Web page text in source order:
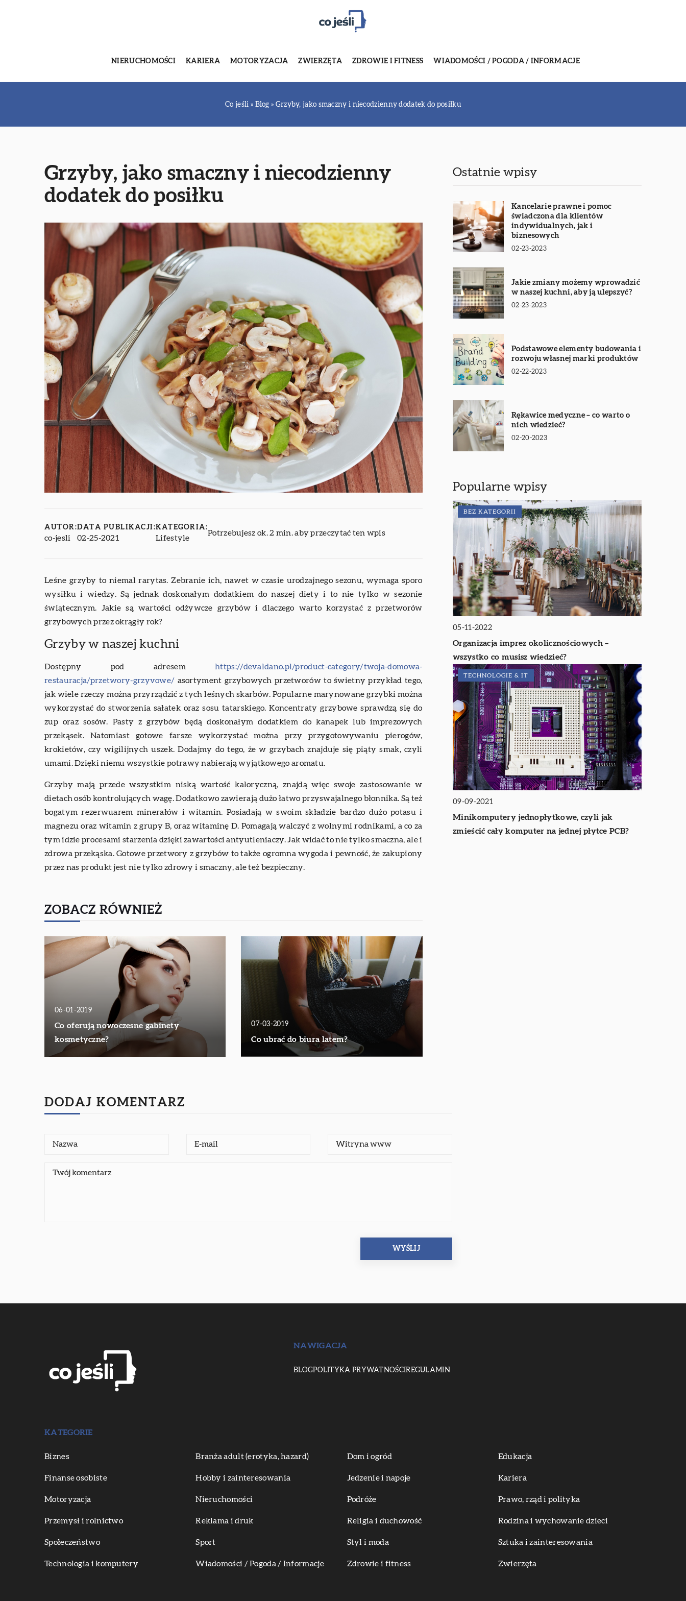
NIERUCHOMOŚCI KARIERA MOTORYZACJA ZWIERZĘTA ZDROWIE I FITNESS WIADOMOŚCI / POGODA / INFORMACJE
Co jeśli » Blog » Grzyby, jako smaczny i niecodzienny dodatek do posiłku
Grzyby, jako smaczny i niecodzienny
dodatek do posiłku
AUTOR:
co-jesli
DATA PUBLIKACJI:
02-25-2021
KATEGORIA:
Lifestyle
Potrzebujesz ok. 2 min. aby przeczytać ten wpis
Leśne grzyby to niemal rarytas. Zebranie ich, nawet w czasie urodzajnego sezonu, wymaga sporo
wysiłku i wiedzy. Są jednak doskonałym dodatkiem do naszej diety i to nie tylko w sezonie
świątecznym. Jakie są wartości odżywcze grzybów i dlaczego warto korzystać z przetworów
grzybowych przez okrągły rok?
Grzyby w naszej kuchni
Dostępny pod adresemhttps://devaldano.pl/product-category/twoja-domowa-
restauracja/przetwory-grzyvowe/ asortyment grzybowych przetworów to świetny przykład tego,
jak wiele rzeczy można przyrządzić z tych leśnych skarbów. Popularne marynowane grzybki można
wykorzystać do stworzenia sałatek oraz sosu tatarskiego. Koncentraty grzybowe sprawdzą się do
zup oraz sosów. Pasty z grzybów będą doskonałym dodatkiem do kanapek lub imprezowych
przekąsek. Natomiast gotowe farsze wykorzystać można przy przygotowywaniu pierogów,
krokietów, czy wigilijnych uszek. Dodajmy do tego, że w grzybach znajduje się piąty smak, czyli
umami. Dzięki niemu wszystkie potrawy nabierają wyjątkowego aromatu.
Grzyby mają przede wszystkim niską wartość kaloryczną, znajdą więc swoje zastosowanie w
dietach osób kontrolujących wagę. Dodatkowo zawierają dużo łatwo przyswajalnego błonnika. Są też
bogatym rezerwuarem minerałów i witamin. Posiadają w swoim składzie bardzo dużo potasu i
magnezu oraz witamin z grupy B, oraz witaminę D. Pomagają walczyć z wolnymi rodnikami, a co za
tym idzie procesami starzenia dzięki zawartości antyutleniaczy. Jak widać to nie tylko smaczna, ale i
zdrowa przekąska. Gotowe przetwory z grzybów to także ogromna wygoda i pewność, że zakupiony
przez nas produkt jest nie tylko zdrowy i smaczny, ale też bezpieczny.
ZOBACZ RÓWNIEŻ
06-01-2019
Co oferują nowoczesne gabinety
kosmetyczne?
07-03-2019
Co ubrać do biura latem?
Ostatnie wpisy
Kancelarie prawne i pomoc
świadczona dla klientów
indywidualnych, jak i
biznesowych
02-23-2023
Jakie zmiany możemy wprowadzić
w naszej kuchni, aby ją ulepszyć?
02-23-2023
Podstawowe elementy budowania i
rozwoju własnej marki produktów
02-22-2023
Rękawice medyczne – co warto o
nich wiedzieć?
02-20-2023
Popularne wpisy
BEZ KATEGORII
05-11-2022
Organizacja imprez okolicznościowych –
wszystko co musisz wiedzieć?
TECHNOLOGIE & IT
09-09-2021
Minikomputery jednopłytkowe, czyli jak
zmieścić cały komputer na jednej płytce PCB?
DODAJ KOMENTARZ
NAWIGACJA
BLOGPOLITYKA PRYWATNOŚCIREGULAMIN
KATEGORIE
Biznes Branża adult (erotyka, hazard) Dom i ogród Edukacja
Finanse osobiste Hobby i zainteresowania Jedzenie i napoje Kariera
Motoryzacja Nieruchomości Podróże Prawo, rząd i polityka
Przemysł i rolnictwo Reklama i druk Religia i duchowość Rodzina i wychowanie dzieci
Społeczeństwo Sport Styl i moda Sztuka i zainteresowania
Technologia i komputery Wiadomości / Pogoda / Informacje Zdrowie i fitness Zwierzęta